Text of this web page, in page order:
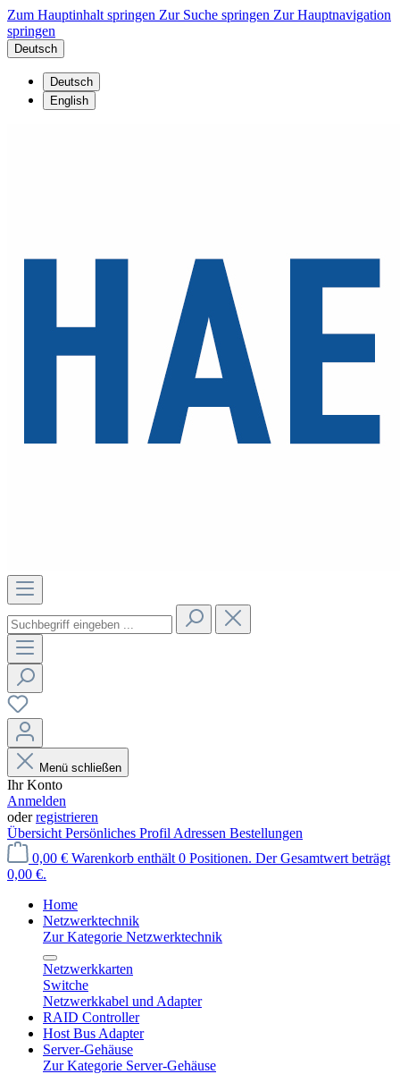
Zum Hauptinhalt springen Zur Suche springen Zur Hauptnavigation
springen
Deutsch
Deutsch
English
Menü schließen
Ihr Konto
Anmelden
oderregistrieren
Übersicht Persönliches Profil Adressen Bestellungen
0,00 € Warenkorb enthält 0 Positionen. Der Gesamtwert beträgt
0,00 €.
Home
Netzwerktechnik
Zur Kategorie Netzwerktechnik
Netzwerkkarten
Switche
Netzwerkkabel und Adapter
RAID Controller
Host Bus Adapter
Server-Gehäuse
Zur Kategorie Server-Gehäuse